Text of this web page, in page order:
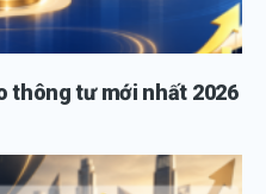
thông tư mới nhất 2026